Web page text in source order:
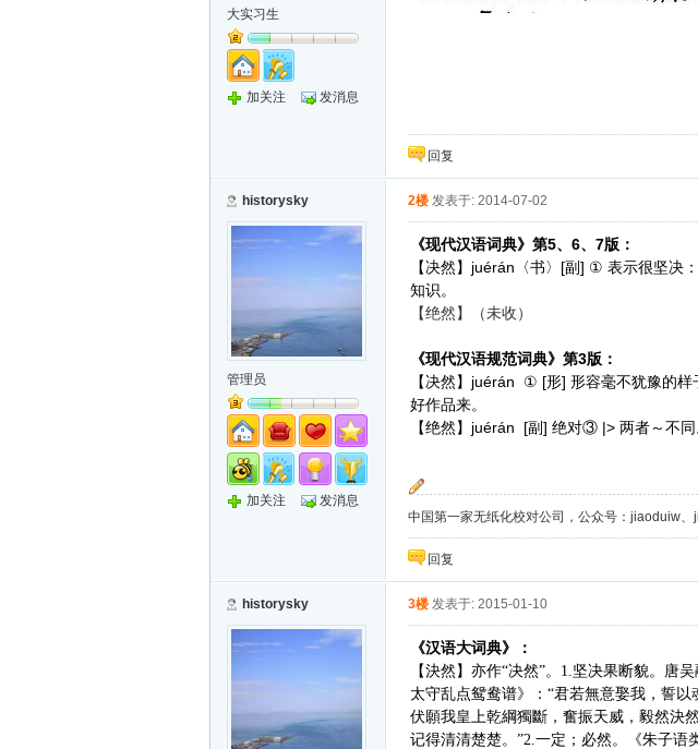
大实习生
加关注 发消息
回复
historysky
管理员
加关注 发消息
2楼 发表于: 2014-07-02
《现代汉语词典》第5、6、7版：
【决然】 juérán〈书〉[副] ① 表示很坚决
知识。
【绝然】（未收）
《现代汉语规范词典》第3版：
【决然】 juérán ① [形] 形容毫不犹豫的样
好作品来。
【绝然】 juérán [副] 绝对③ |> 两者～不同
中国第一家无纸化校对公司，公众号：jiaoduiw
回复
historysky 3楼 发表于: 2015-01-10
《汉语大词典》：
【決然】亦作“决然”。1.坚决果断貌。唐
太守乱点鸳鸯谱》：“君若無意娶我，誓
伏願我皇上乾綱獨斷，奮振天威，毅然決
记得清清楚楚。”2.一定；必然。《朱子